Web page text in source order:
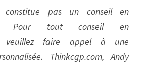
pas un conseil en
Pour tout conseil en
veuillez faire appel à une
Thinkcgp.com, Andy